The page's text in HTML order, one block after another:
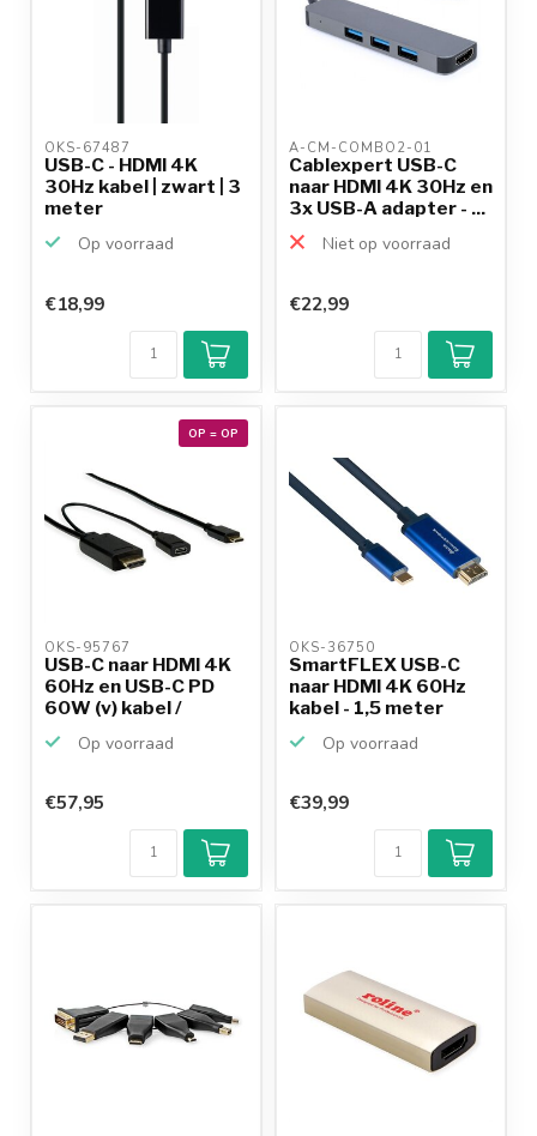
OKS-67487
USB-C - HDMI 4K
30Hz kabel | zwart | 3
meter
Op voorraad
€18,99
A-CM-COMBO2-01
Cablexpert USB-C
naar HDMI 4K 30Hz en
3x USB-A adapter - ...
Niet op voorraad
Klantenbeoordeling
9,2/10
Achteraf
betalen mogelijk
€22,99
OP = OP
OKS-95767
USB-C naar HDMI 4K
60Hz en USB-C PD
60W (v) kabel /
Op voorraad
€57,95
OKS-36750
SmartFLEX USB-C
naar HDMI 4K 60Hz
kabel - 1,5 meter
Op voorraad
€39,99